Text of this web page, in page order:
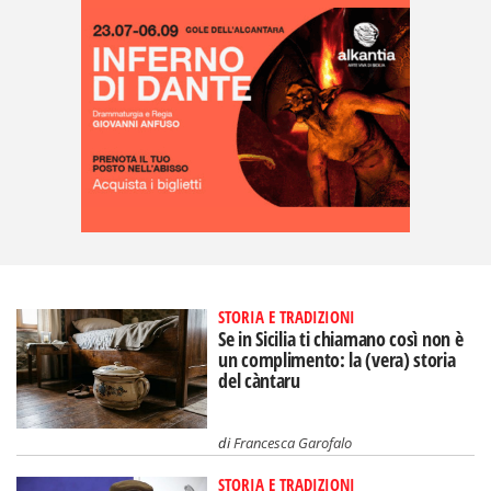
STORIA E TRADIZIONI
Se in Sicilia ti chiamano così non è
un complimento: la (vera) storia
del càntaru
diFrancesca Garofalo
STORIA E TRADIZIONI